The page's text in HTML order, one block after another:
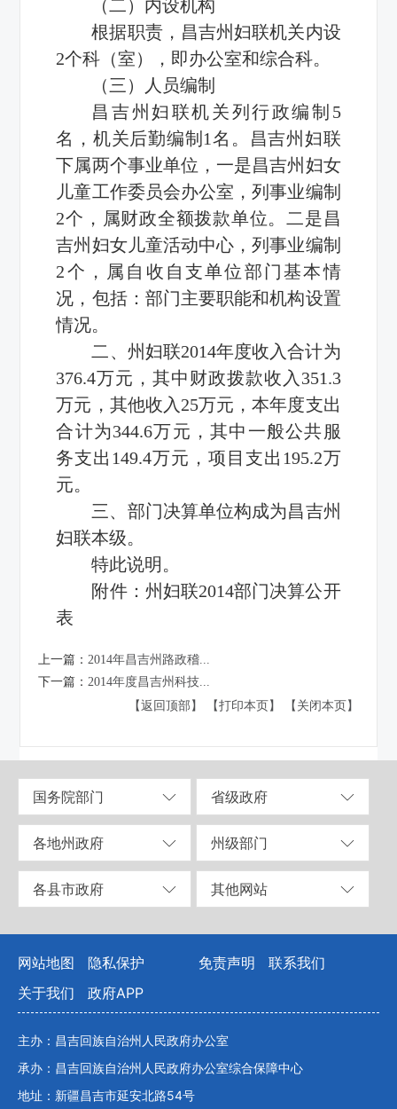
（二）内设机构
根据职责，昌吉州妇联机关内设
2个科（室），即办公室和综合科。
（三）人员编制
昌吉州妇联机关列行政编制5
名，机关后勤编制1名。昌吉州妇联
下属两个事业单位，一是昌吉州妇女
儿童工作委员会办公室，列事业编制
2个，属财政全额拨款单位。二是昌
吉州妇女儿童活动中心，列事业编制
2个，属自收自支单位部门基本情
况，包括：部门主要职能和机构设置
情况。
二、州妇联2014年度收入合计为
376.4万元，其中财政拨款收入351.3
万元，其他收入25万元，本年度支出
合计为344.6万元，其中一般公共服
务支出149.4万元，项目支出195.2万
元。
三、部门决算单位构成为昌吉州
妇联本级。
特此说明。
附件： 州妇联2014部门决算公开
表
上一篇： 2014年昌吉州路政稽...
下一篇： 2014年度昌吉州科技...
【返回顶部】
【打印本页】 【关闭本页】
国务院部门 省级政府
各地州政府 州级部门
各县市政府 其他网站
网站地图 隐私保护 免责声明
联系我们
关于我们
政府APP
主办：昌吉回族自治州人民政府办公室
承办：昌吉回族自治州人民政府办公室综合保障中心
地址：新疆昌吉市延安北路54号